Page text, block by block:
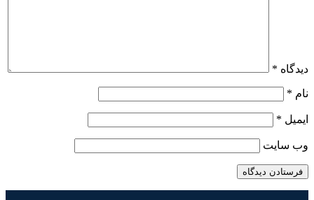
دیدگاه *
نام *
ایمیل *
وب‌ سایت